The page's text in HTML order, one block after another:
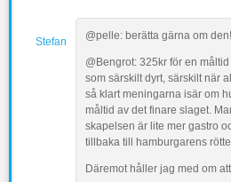
Stefan @pelle: berätta gärna om
@Bengrot: 325kr för en
som särskilt dyrt, särskilt när
så klart meningarna isär om
måltid av det finare slaget.
skapelsen är lite mer gastro
tillbaka till hamburgarens
Däremot håller jag med om